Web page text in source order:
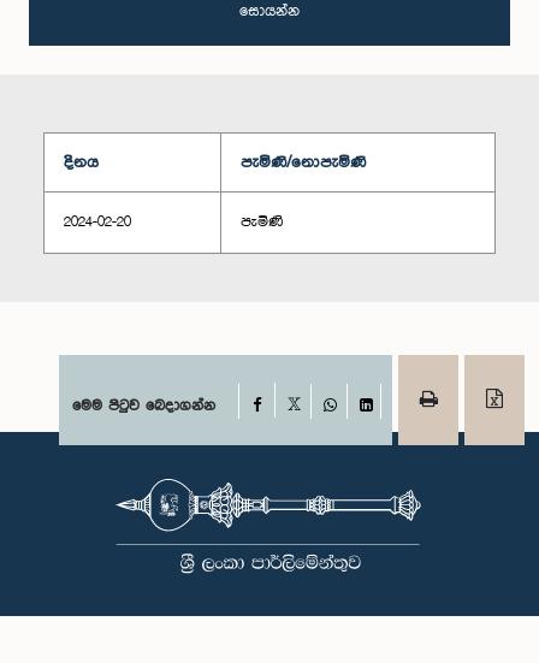
සොයන්න
දිනය පැමිණි/නොපැමිණි
2024-02-20 පැමිණි
මෙම පිටුව බෙදාගන්න Facebook
WhatsAppLinkedIn